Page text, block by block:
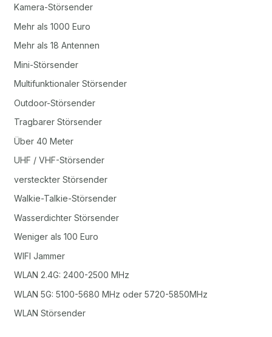
Kamera-Störsender
Mehr als 1000 Euro
Mehr als 18 Antennen
Mini-Störsender
Multifunktionaler Störsender
Outdoor-Störsender
Tragbarer Störsender
Über 40 Meter
UHF / VHF-Störsender
versteckter Störsender
Walkie-Talkie-Störsender
Wasserdichter Störsender
Weniger als 100 Euro
WIFI Jammer
WLAN 2.4G: 2400-2500 MHz
WLAN 5G: 5100-5680 MHz oder 5720-5850MHz
WLAN Störsender